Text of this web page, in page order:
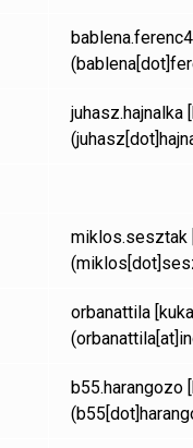
juhasz.hajnalka
miklos.sesztak
orbanattila
b55.harangozo